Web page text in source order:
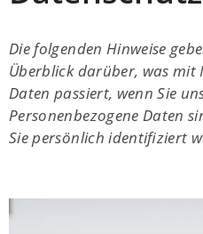
Die folgenden Hinweise
Überblick darüber, was mit
Daten passiert, wenn Sie
Personenbezogene Daten
Sie persönlich identifiziert